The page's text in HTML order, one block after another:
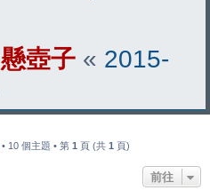
懸壺子 « 2015-
• 10 個主題 • 第 1 頁 (共 1 頁)
前往